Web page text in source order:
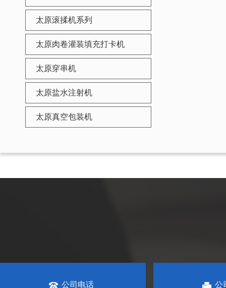
太原滚揉机系列
太原肉卷灌装填充打卡机
太原穿串机
太原盐水注射机
太原真空包装机
公司电话
公